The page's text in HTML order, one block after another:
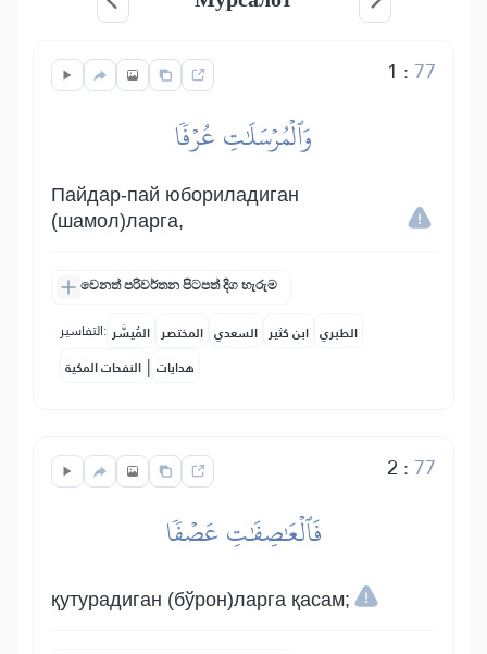
1 : 77
وَٱلۡمُرۡسَلَٰتِ عُرۡفٗا
Пайдар-пай юбориладиган
(шамол)ларга,
වෙනත් පරිවර්තන පිටපත් දිග හැරුම
التفاسير: المُيسَّر المختصر السعدي ابن كثير الطبري
النفحات المكية | هدايات
2 : 77
فَٱلۡعَٰصِفَٰتِ عَصۡفٗا
қутурадиган (бўрон)ларга қасам;